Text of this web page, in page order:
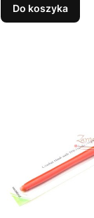
Do koszyka